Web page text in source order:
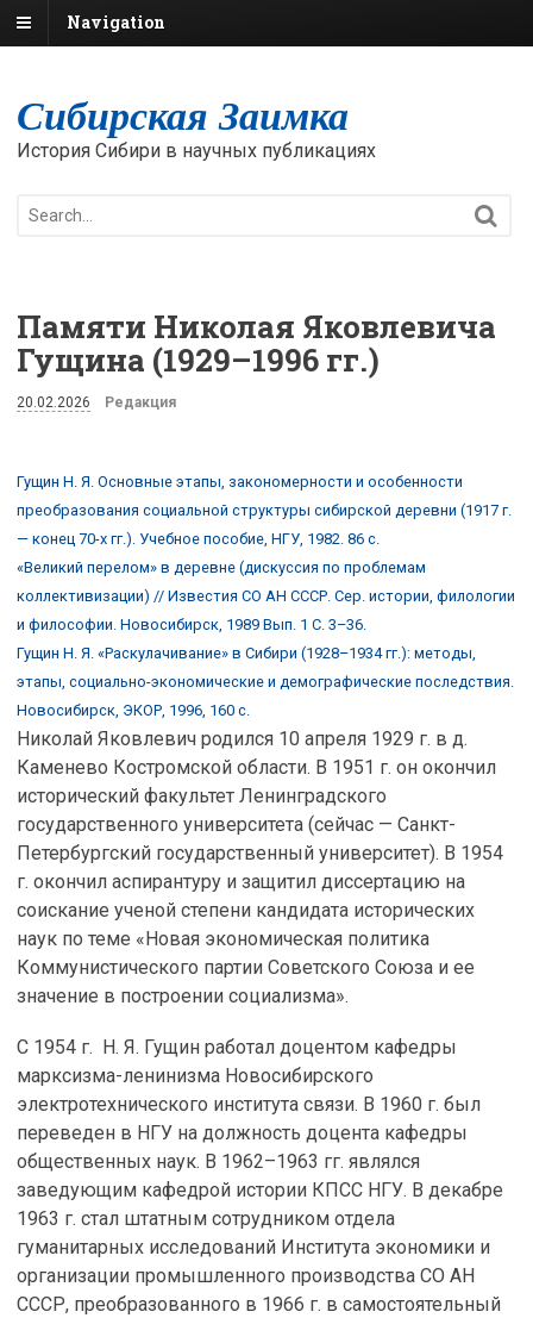
Navigation
Сибирская Заимка
История Сибири в научных публикациях
Памяти Николая Яковлевича
Гущина (1929–1996 гг.)
20.02.2026 Редакция
Гущин Н. Я. Основные этапы, закономерности и особенности
преобразования социальной структуры сибирской деревни (1917 г.
— конец 70-х гг.). Учебное пособие, НГУ, 1982. 86 с.
«Великий перелом» в деревне (дискуссия по проблемам
коллективизации) // Известия СО АН СССР. Сер. истории, филологии
и философии. Новосибирск, 1989 Вып. 1 С. 3–36.
Гущин Н. Я. «Раскулачивание» в Сибири (1928–1934 гг.): методы,
этапы, социально-экономические и демографические последствия.
Новосибирск, ЭКОР, 1996, 160 с.
Николай Яковлевич родился 10 апреля 1929 г. в д.
Каменево Костромской области. В 1951 г. он окончил
исторический факультет Ленинградского
государственного университета (сейчас — Санкт-
Петербургский государственный университет). В 1954
г. окончил аспирантуру и защитил диссертацию на
соискание ученой степени кандидата исторических
наук по теме «Новая экономическая политика
Коммунистического партии Советского Союза и ее
значение в построении социализма».
С 1954 г. Н. Я. Гущин работал доцентом кафедры
марксизма-ленинизма Новосибирского
электротехнического института связи. В 1960 г. был
переведен в НГУ на должность доцента кафедры
общественных наук. В 1962–1963 гг. являлся
заведующим кафедрой истории КПСС НГУ. В декабре
1963 г. стал штатным сотрудником отдела
гуманитарных исследований Института экономики и
организации промышленного производства СО АН
СССР, преобразованного в 1966 г. в самостоятельный